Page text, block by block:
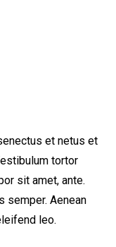
et netus et
tortor
sit amet, ante.
semper. Aenean
leo.